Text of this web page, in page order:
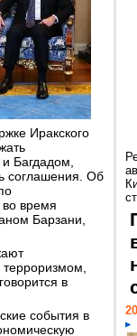
Иракского
Багдадом,
соглашения. Об
время
Барзани,
в
события в